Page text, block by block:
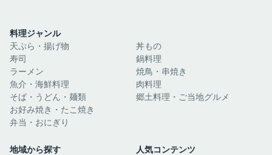
料理ジャンル
天ぷら・揚げ物
寿司
ラーメン
魚介・海鮮料理
そば・うどん・麺類
お好み焼き・たこ焼き
弁当・おにぎり
丼もの
鍋料理
焼鳥・串焼き
肉料理
郷土料理・ご当地グルメ
地域から探す
人気コンテンツ